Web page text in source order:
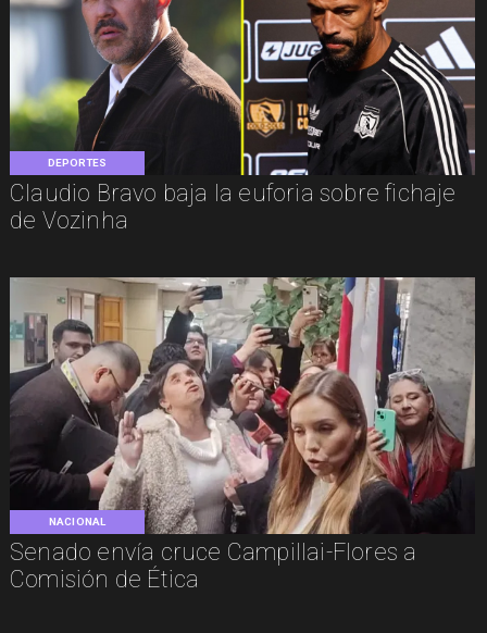
DEPORTES
Claudio Bravo baja la euforia sobre fichaje
de Vozinha
NACIONAL
Senado envía cruce Campillai-Flores a
Comisión de Ética